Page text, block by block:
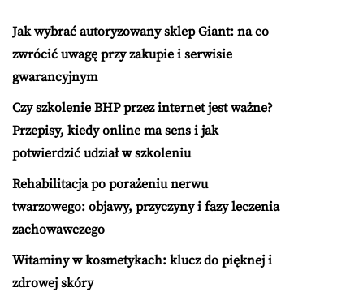
Jak wybrać autoryzowany sklep Giant: na co
zwrócić uwagę przy zakupie i serwisie
gwarancyjnym
Czy szkolenie BHP przez internet jest ważne?
Przepisy, kiedy online ma sens i jak
potwierdzić udział w szkoleniu
Rehabilitacja po porażeniu nerwu
twarzowego: objawy, przyczyny i fazy leczenia
zachowawczego
Witaminy w kosmetykach: klucz do pięknej i
zdrowej skóry